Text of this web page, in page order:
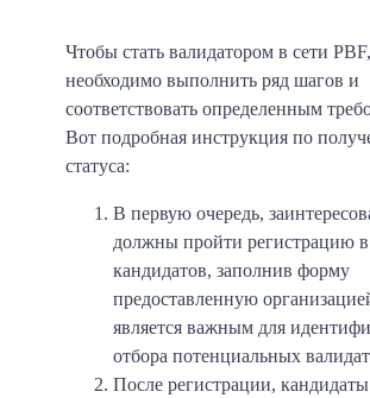
Чтобы стать валидатором в сети PBF,
необходимо выполнить ряд шагов и
соответствовать определенным
Вот подробная инструкция по
статуса:
В первую очередь,
должны пройти регистрацию в
кандидатов, заполнив форму
предоставленную
является важным для
отбора потенциальных
После регистрации,